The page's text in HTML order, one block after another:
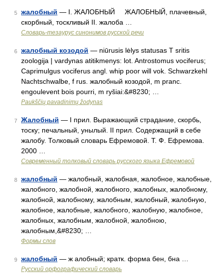
5 жалобный — I. ЖАЛОБНЫЙ ЖАЛОБНЫЙ, плачевный,
скорбный, тоскливый II. жалоба …
Словарь-тезаурус синонимов русской речи
6 жалобный козодой — niūrusis lėlys statusas T sritis
zoologija | vardynas atitikmenys: lot. Antrostomus vociferus;
Caprimulgus vociferus angl. whip poor will vok. Schwarzkehl
Nachtschwalbe, f rus. жалобный козодой, m pranc.
engoulevent bois pourri, m ryšiai:&#8230; …
Paukščių pavadinimų žodynas
7 Жалобный — I прил. Выражающий страдание, скорбь,
тоску; печальный, унылый. II прил. Содержащий в себе
жалобу. Толковый словарь Ефремовой. Т. Ф. Ефремова.
2000 …
Современный толковый словарь русского языка Ефремовой
8 жалобный — жалобный, жалобная, жалобное, жалобные,
жалобного, жалобной, жалобного, жалобных, жалобному,
жалобной, жалобному, жалобным, жалобный, жалобную,
жалобное, жалобные, жалобного, жалобную, жалобное,
жалобных, жалобным, жалобной, жалобною,
жалобным,&#8230; …
Формы слов
9 жалобный — ж алобный; кратк. форма бен, бна …
Русский орфографический словарь